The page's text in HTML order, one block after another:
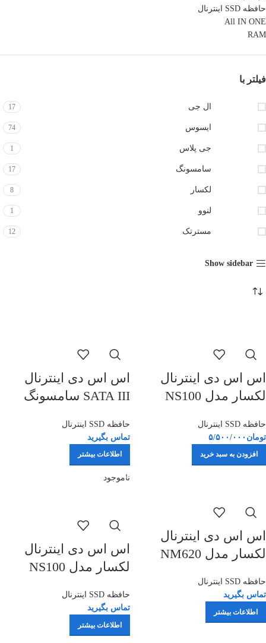
حافظه SSD اینترنال
All IN ONE
RAM
فیلتر با
ال جی 17
ایسوس 74
جی پلاس 1
سامسونگ 17
لکسار 8
لنوو 1
مسترتک 12
Show sidebar
اس اس دی اینترنال
لکسار مدل NS100
حافظه SSD اینترنال
تومان ۵/۵۰۰/۰۰۰
افزودن به سبد خرید
اس اس دی اینترنال
SATA III سامسونگ
500 گیگابایت
حافظه SSD اینترنال
تماس بگیرید
اطلاعات بیشتر
اس اس دی اینترنال
لکسار مدل NM620
گیگابایت
حافظه SSD اینترنال
تماس بگیرید
اطلاعات بیشتر
ناموجود
اس اس دی اینترنال
لکسار مدل NS100
حافظه SSD اینترنال
تماس بگیرید
اطلاعات بیشتر